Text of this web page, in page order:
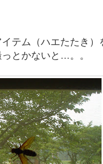
テム（ハエたたき
とかないと…。。